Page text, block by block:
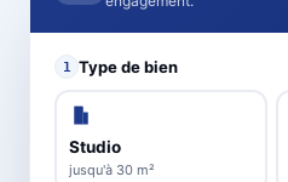
1 Type de bien
Studio
jusqu'à 30 m²